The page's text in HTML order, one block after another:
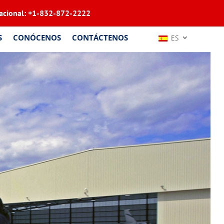
+1-832-872-2222
CONÓCENOS CONTÁCTENOS ES